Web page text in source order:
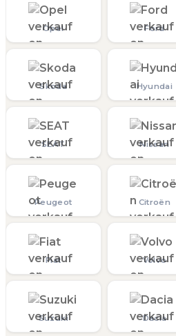
Opel Ford
Skoda Hyundai
SEAT Nissan
Peugeot Citroën
Fiat Volvo
Suzuki Dacia